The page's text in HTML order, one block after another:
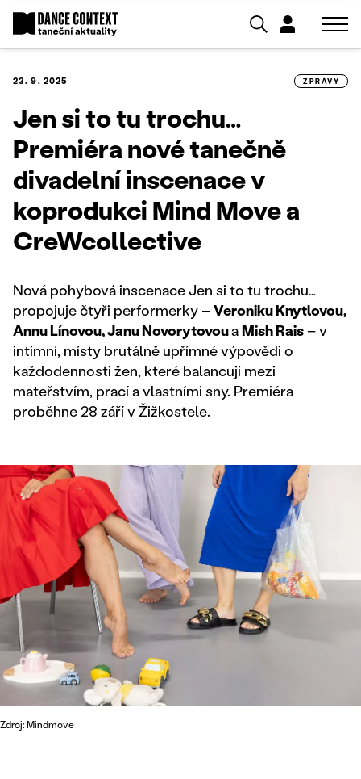
23. 9. 2025 ZPRÁVY
Jen si to tu trochu…
Premiéra nové tanečně
divadelní inscenace v
koprodukci Mind Move a
CreWcollective
Nová pohybová inscenace Jen si to tu trochu…
propojuje čtyři performerky –Veroniku Knytlovou,
Annu Línovou, Janu NovorytovouaMish Rais – v
intimní, místy brutálně upřímné výpovědi o
každodennosti žen, které balancují mezi
mateřstvím, prací a vlastními sny. Premiéra
proběhne 28 září v Žižkostele.
Zdroj: Mindmove